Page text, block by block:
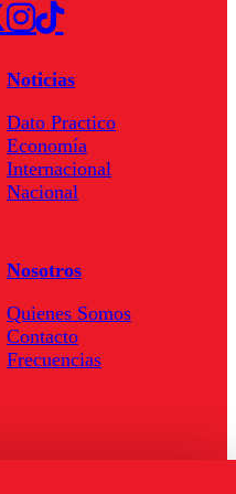
Noticias
Dato Practico
Economía
Internacional
Nacional
Nosotros
Quienes Somos
Contacto
Frecuencias